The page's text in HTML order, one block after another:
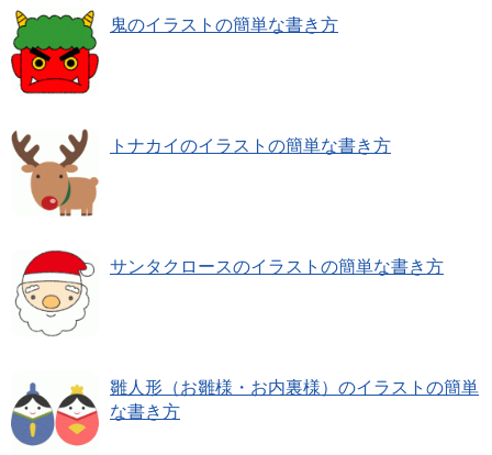
鬼のイラストの簡単な書き方
トナカイのイラストの簡単な書き方
サンタクロースのイラストの簡単な書き方
雛人形（お雛様・お内裏様）のイラストの簡単
な書き方